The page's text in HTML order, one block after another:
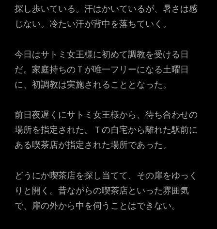
探し歩いている。汗はかいているが、暑さは感
じない。冷たい汗が背中を落ちていく。
今日はサトミ女王様に初めて調教を受ける日
だ。家庭持ちのＴが唯一フリーになる土曜日
に、初調教は実施されることとなった。
前日夜遅くにサトミ女王様から、待ち合わせの
場所を指定された。Ｔの自宅から離れた駅前に
ある喫茶店が指定された場所であった。
どうにか喫茶店を探し当てて、その扉をゆっく
りと開く。昔ながらの喫茶店といった雰囲気
で、扉の外から中を伺うことはできない。